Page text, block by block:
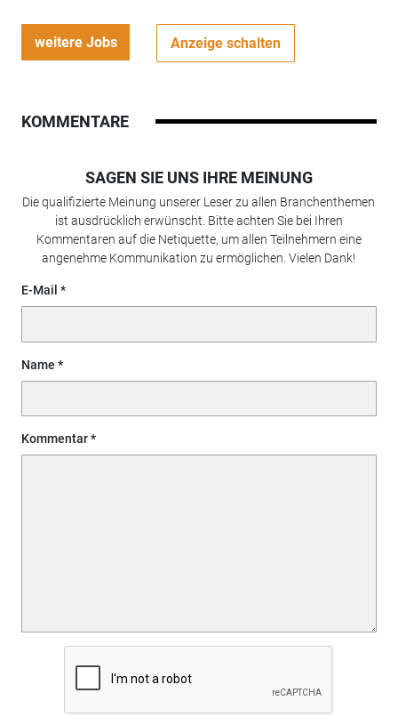
weitere Jobs Anzeige schalten
KOMMENTARE
SAGEN SIE UNS IHRE MEINUNG
Die qualifizierte Meinung unserer Leser zu allen Branchenthemen
ist ausdrücklich erwünscht. Bitte achten Sie bei Ihren
Kommentaren auf die Netiquette, um allen Teilnehmern eine
angenehme Kommunikation zu ermöglichen. Vielen Dank!
E-Mail
Name
Kommentar